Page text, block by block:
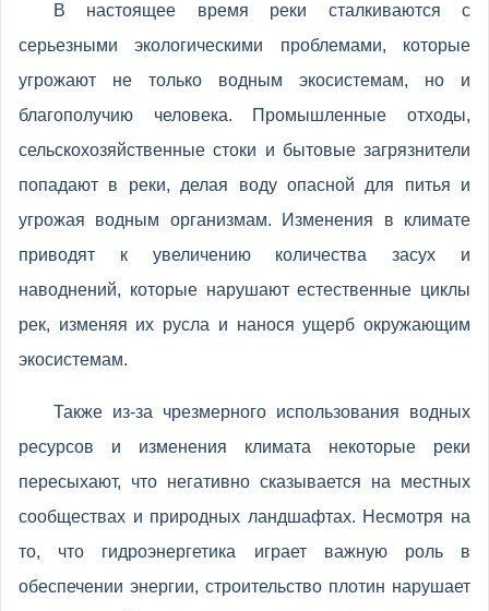
В настоящее время реки сталкиваются с
серьезными экологическими проблемами, которые
угрожают не только водным экосистемам, но и
благополучию человека. Промышленные отходы,
сельскохозяйственные стоки и бытовые загрязнители
попадают в реки, делая воду опасной для питья и
угрожая водным организмам. Изменения в климате
приводят к увеличению количества засух и
наводнений, которые нарушают естественные циклы
рек, изменяя их русла и нанося ущерб окружающим
экосистемам.
Также из-за чрезмерного использования водных
ресурсов и изменения климата некоторые реки
пересыхают, что негативно сказывается на местных
сообществах и природных ландшафтах. Несмотря на
то, что гидроэнергетика играет важную роль в
обеспечении энергии, строительство плотин нарушает